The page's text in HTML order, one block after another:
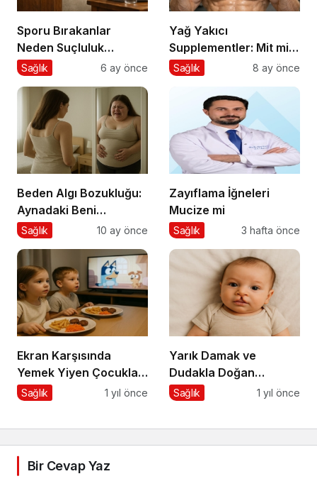
Sporu Bırakanlar
Neden Suçluluk
Hisseder?
Sağlık 6 ay önce
Yağ Yakıcı
Supplementler: Mit mi,
Gerçek mi?
Sağlık 8 ay önce
Beden Algı Bozukluğu:
Aynadaki Beni
Sevememek
Sağlık 10 ay önce
Zayıflama İğneleri
Mucize mi
Sağlık 3 hafta önce
Ekran Karşısında
Yemek Yiyen Çocuklar:
Sessiz Tehlike
Sağlık 1 yıl önce
Yarık Damak ve
Dudakla Doğan
Bebeklerde Beslenme
Sağlık 1 yıl önce
Bir Cevap Yaz